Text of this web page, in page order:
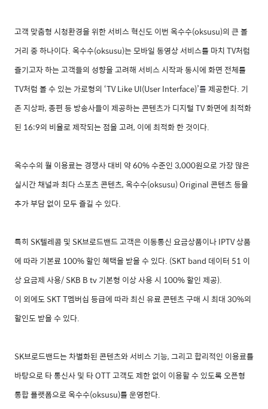
고객 맞춤형 시청환경을 위한 서비스 혁신도 이번 옥수수(oksusu)의 큰 볼
거리 중 하나이다.옥수수(oksusu)는 모바일 동영상 서비스를 마치TV처럼
즐기고자 하는 고객들의 성향을 고려해 서비스 시작과 동시에 화면 전체를
TV처럼 볼 수 있는 가로형의 ‘TV Like UI(User Interface)’를제공한다. 기
존 지상파,종편 등 방송사들이 제공하는 콘텐츠가 디지털TV화면에 최적화
된 16:9의 비율로 제작되는 점을 고려, 이에 최적화 한 것이다.
옥수수의 월 이용료는 경쟁사 대비 약60%수준인3,000원으로 가장 많은
실시간 채널과 최다 스포츠 콘텐츠,옥수수(oksusu) Original콘텐츠 등을
추가 부담 없이 모두 즐길 수 있다.
특히SK텔레콤 및SK브로드밴드 고객은 이동통신 요금상품이나IPTV상품
에 따라 기본료100%할인 혜택을 받을 수 있다. (SKT band 데이터 51 이
상 요금제 사용/ SKB B tv기본형 이상 사용 시 100%할인 제공).
이 외에도SKT T멤버십 등급에 따라 최신 유료 콘텐츠 구매 시 최대30%의
할인도 받을 수 있다.
SK브로드밴드는 차별화된 콘텐츠와 서비스 기능,그리고 합리적인 이용료를
바탕으로 타 통신사 및 타OTT고객도 제한 없이 이용할 수 있도록 오픈형
통합 플랫폼으로 옥수수(oksusu)를 운영한다.